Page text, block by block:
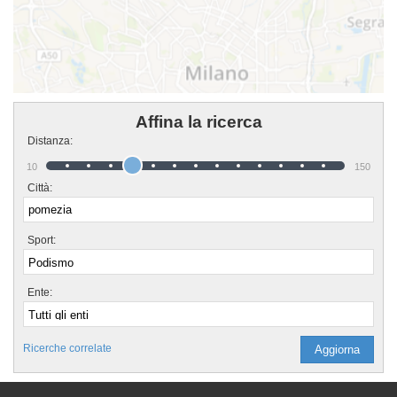
Affina la ricerca
Distanza:
10 150
Città:
Sport:
Ente:
Ricerche correlate